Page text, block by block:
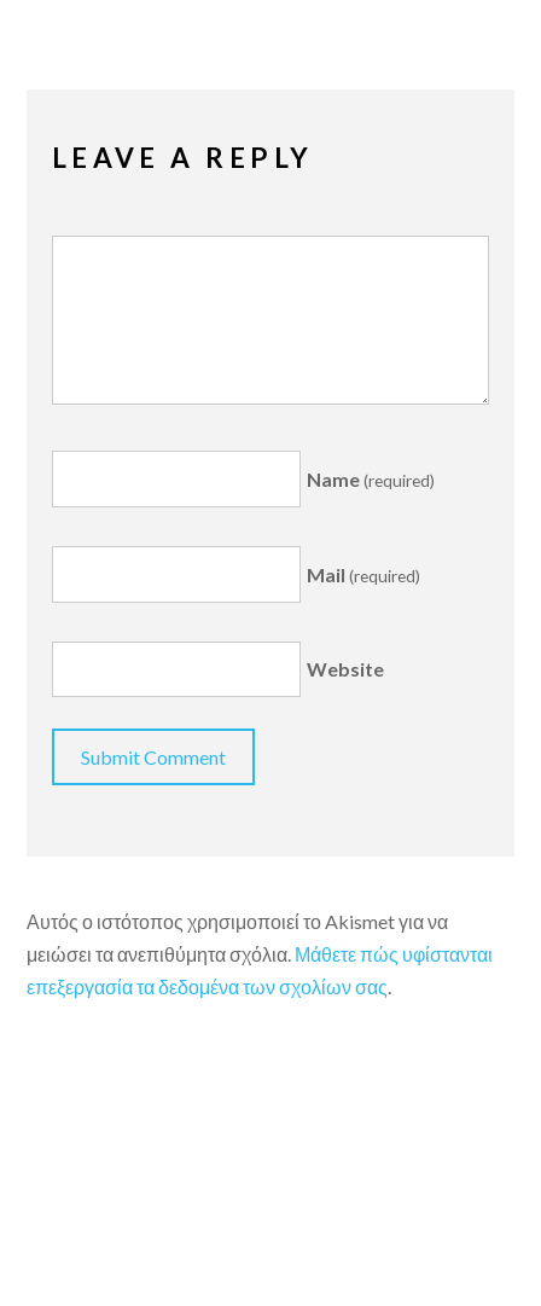
LEAVE A REPLY
Name(required)
Mail (required)
Website
Αυτός ο ιστότοπος χρησιμοποιεί το Akismet για να
μειώσει τα ανεπιθύμητα σχόλια. Μάθετε πώς υφίστανται
επεξεργασία τα δεδομένα των σχολίων σας.